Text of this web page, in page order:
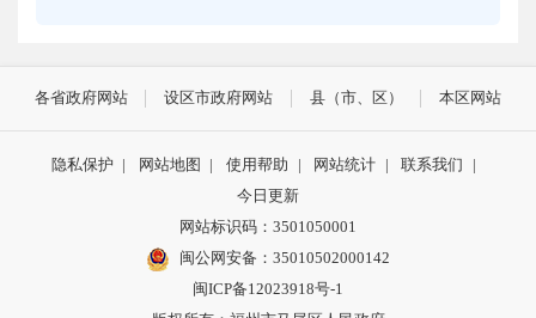
各省政府网站 设区市政府网站 县（市、区） 本区网站
隐私保护 | 网站地图 | 使用帮助 | 网站统计 | 联系我们
|
今日更新
网站标识码：3501050001
闽公网安备：35010502000142
闽ICP备12023918号-1